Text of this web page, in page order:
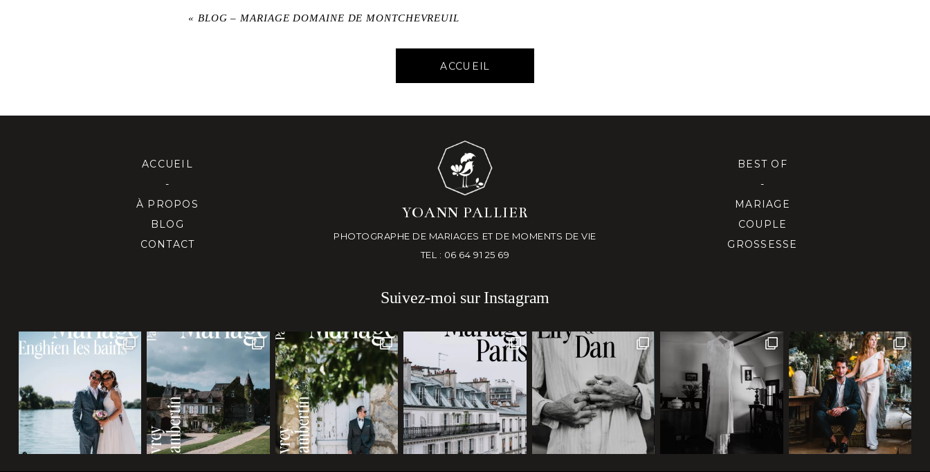
« BLOG – MARIAGE DOMAINE DE MONTCHEVREUIL
ACCUEIL
ACCUEIL
-
À PROPOS
BLOG
CONTACT
YOANN PALLIER
PHOTOGRAPHE DE MARIAGES ET DE MOMENTS DE VIE
TEL : 06 64 91 25 69
BEST OF
-
MARIAGE
COUPLE
GROSSESSE
Suivez-moi sur Instagram